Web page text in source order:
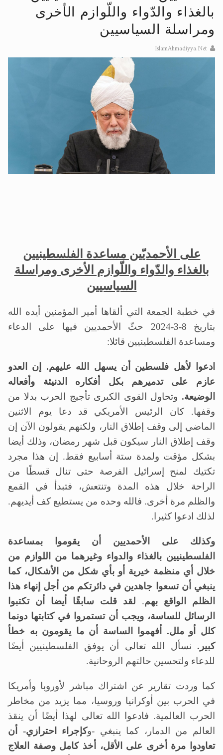
الحجّ.. دلالات، حِكم، وأهداف >> المزيد
اقرأ هذا المقال في أهمية عيد
بالغذاء والدّواء واللّوازم الأخرى
ومراسلة السياسيين
IslamAhmadiyya.Net
على الأحمديّين مساعدة الفلسطينيين
بالغذاء والدّواء واللّوازم الأخرى ومراسلة
السياسيين
في خطبة الجمعة التي ألقاها أمير المؤمنين أيده الله
بتاريخ 8-3-2024 حثّ الأحمديين فيها على الدعاء
ومساعدة الفلسطينيين قائلا:
ادعوا لأهل فلسطين أن يسهل الله عليهم. إن العدو
عازم على تدميرهم بكل أفكاره الدنيئة وأفعاله
الوضيعة. وتحاول القوى الكبرى تأجيج الحرب بدلا من
وقفها. كان الرئيس الأمريكي قد دعا يوم الاثنين
الماضي إلى وقف إطلاق النار، ولكنهم يقولون الآن إن
وقف إطلاق النار سيكون قبل شهر رمضان، وذلك أيضا
بشكل مؤقت ولمدة ستة أسابيع فقط. إن هذا مجرد
تكتيك لمنح إسرائيل الفرصة حتى تنال قسطًا من
الراحة خلال هذه المدة وتنتعش، فتبدأ في القمع
والظلم مرة أخرى. فالله وحده من يستطيع كف أيديهم.
لذلك ادعوا كثيرا.
وكذلك على الأحمديين أن يقوموا بمساعدة
الفلسطينيين بالغذاء والدواء وغيرهما من اللوازم من
خلال أي منظمة خيرية أو بأي شكل من الأشكال، كما
ينبغي أن تسعوا جاهدين في دائرتكم من أجل إنهاء هذا
الظلم الواقع بهم. لقد قلت سابقًا أيضا أن تكتبوا
الرسائل للساسة، ويجب أن تستمروا في كتابتها دونما
كلل أو ملل. أفهموا الساسة أن ما يقومون به خطأ
كبير. نسأل الله تعالى أن يوفق الفلسطينيين أيضًا
للدعاء ولتحسين حالتهم الروحانية.
كما وردت تقارير عن اشتراك مباشر لأوروبا وأمريكا
في الحرب بين أوكرانيا وروسيا، مما يزيد من مخاطر
الحرب العالمية. فادعوا الله تعالى لهذا أيضًا أن ينقذ
العالم من الدمار، كما ينبغي -وكإجراء احترازي- أن
تعاودوا مرة أخرى على الأقل، أخذ كامل وصفة العلاج